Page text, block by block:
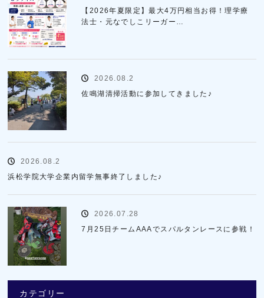
【2026年夏限定】最大4万円相当お得！理学療
法士・元なでしこリーガー…
2026.08.2
佐鳴湖清掃活動に参加してきました♪
2026.08.2
浜松学院大学企業内留学無事終了しました♪
2026.07.28
7月25日チームAAAでスパルタンレースに参戦！
カテゴリー